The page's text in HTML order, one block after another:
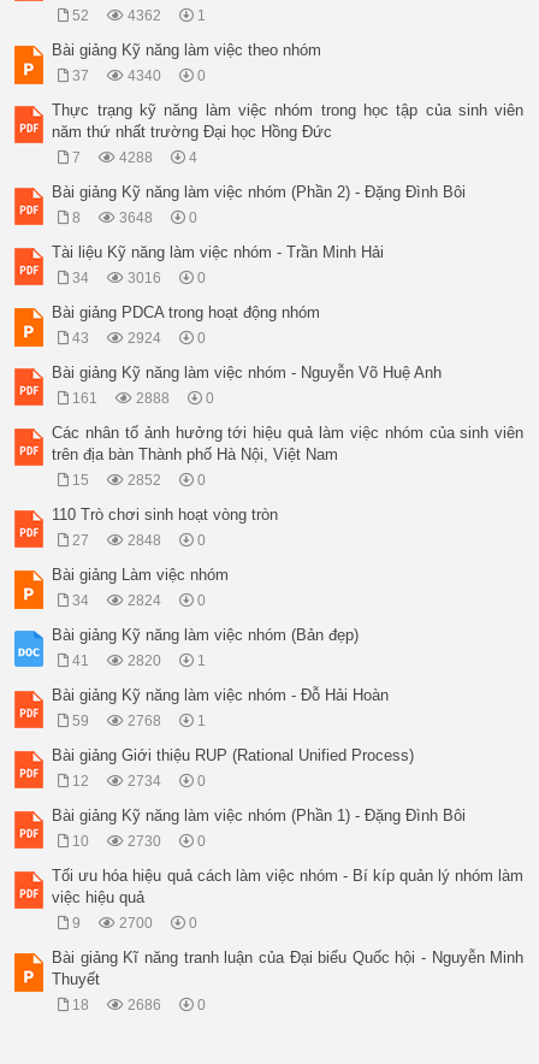
52 4362 1
Bài giảng Kỹ năng làm việc theo nhóm
37 4340 0
Thực trạng kỹ năng làm việc nhóm trong học tập của sinh viên
năm thứ nhất trường Đại học Hồng Đức
7 4288 4
Bài giảng Kỹ năng làm việc nhóm (Phần 2) - Đặng Đình Bôi
8 3648 0
Tài liệu Kỹ năng làm việc nhóm - Trần Minh Hải
34 3016 0
Bài giảng PDCA trong hoạt động nhóm
43 2924 0
Bài giảng Kỹ năng làm việc nhóm - Nguyễn Võ Huệ Anh
161 2888 0
Các nhân tố ảnh hưởng tới hiệu quả làm việc nhóm của sinh viên
trên địa bàn Thành phố Hà Nội, Việt Nam
15 2852 0
110 Trò chơi sinh hoạt vòng tròn
27 2848 0
Bài giảng Làm việc nhóm
34 2824 0
Bài giảng Kỹ năng làm việc nhóm (Bản đẹp)
41 2820 1
Bài giảng Kỹ năng làm việc nhóm - Đỗ Hải Hoàn
59 2768 1
Bài giảng Giới thiệu RUP (Rational Unified Process)
12 2734 0
Bài giảng Kỹ năng làm việc nhóm (Phần 1) - Đặng Đình Bôi
10 2730 0
Tối ưu hóa hiệu quả cách làm việc nhóm - Bí kíp quản lý nhóm làm
việc hiệu quả
9 2700 0
Bài giảng Kĩ năng tranh luận của Đại biểu Quốc hội - Nguyễn Minh
Thuyết
18 2686 0